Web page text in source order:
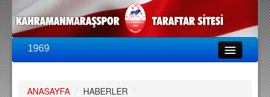
1969
PUAN DURUMU
ANASAYFA / HABERLER /